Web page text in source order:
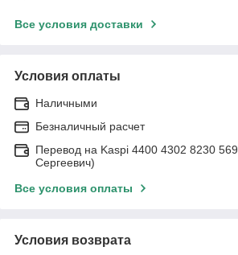
Все условия доставки
Условия оплаты
Наличными
Безналичный расчет
Перевод на Kaspi 4400 4302 8230
Сергеевич)
Все условия оплаты
Условия возврата